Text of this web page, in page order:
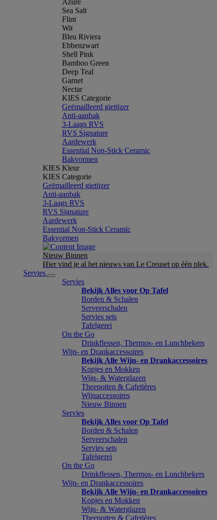
Azure
Sea Salt
Flint
Wit
Bleu Riviera
Ebbenzwart
Shell Pink
Bamboo Green
Deep Teal
Garnet
Nectar
KIES Categorie
Geëmailleerd gietijzer
Anti-aanbak
3-Laags RVS
RVS Signature
Aardewerk
Essential Non-Stick Ceramic
Bakvormen
KIES Kleur
KIES Categorie
Geëmailleerd gietijzer
Anti-aanbak
3-Laags RVS
RVS Signature
Aardewerk
Essential Non-Stick Ceramic
Bakvormen
Nieuw Binnen
Hier vind je al het nieuws van Le Creuset op één plek.
Servies
Servies
Bekijk Alles voor Op Tafel
Borden & Schalen
Serveerschalen
Servies sets
Tafelgerei
On the Go
Drinkflessen, Thermos- en Lunchbekers
Wijn- en Drankaccessoires
Bekijk Alle Wijn- en Drankaccessoires
Kopjes en Mokken
Wijn- & Waterglazen
Theepotten & Cafetières
Wijnaccessoires
Nieuw Binnen
Servies
Bekijk Alles voor Op Tafel
Borden & Schalen
Serveerschalen
Servies sets
Tafelgerei
On the Go
Drinkflessen, Thermos- en Lunchbekers
Wijn- en Drankaccessoires
Bekijk Alle Wijn- en Drankaccessoires
Kopjes en Mokken
Wijn- & Waterglazen
Theepotten & Cafetières